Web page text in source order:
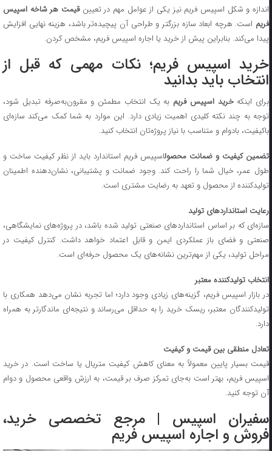
اندازه و شکل اسپیس فریم نیز یکی از عوامل مهم در تعیین قیمت هر شاخه اسپیس
فریماست. هرچه ابعاد سازه بزرگتر و طراحی آن پیچیده‌تر باشد، هزینه نهایی افزایش
پیدا می‌کند. بنابراین پیش از خرید یا اجاره اسپیس فریم، مشخص کردن.
خرید اسپیس فریم؛ نکات مهمی که قبل از
انتخاب باید بدانید
برای اینکه خرید اسپیس فریمبه یک انتخاب مطمئن و مقرون‌به‌صرفه تبدیل شود،
توجه به چند نکته‌ کلیدی اهمیت زیادی دارد. این موارد به شما کمک می‌کند سازه‌ای
باکیفیت، بادوام و متناسب با نیاز پروژه‌تان انتخاب کنید.
تضمین کیفیت و ضمانت محصولاسپیس فریم استاندارد باید از نظر کیفیت ساخت و
طول عمر، خیال شما را راحت کند. وجود ضمانت و پشتیبانی، نشان‌دهنده اطمینان
تولیدکننده از محصول و تعهد به رضایت مشتری است.
رعایت استانداردهای تولید
سازه‌ای که بر اساس استانداردهای صنعتی تولید شده باشد، در پروژه‌های نمایشگاهی،
صنعتی و فضای باز عملکردی ایمن و قابل اعتماد خواهد داشت. کنترل کیفیت در
مراحل تولید، یکی از مهم‌ترین نشانه‌های یک محصول حرفه‌ای است.
انتخاب تولیدکننده معتبر
در بازار اسپیس فریم، گزینه‌های زیادی وجود دارد؛ اما تجربه نشان می‌دهد همکاری با
تولیدکنندگان معتبر، ریسک خرید را به حداقل می‌رساند و نتیجه‌ای ماندگارتر به همراه
دارد.
تعادل منطقی بین قیمت و کیفیت
قیمت بسیار پایین معمولاً به معنای کاهش کیفیت متریال یا ساخت است. در خرید
اسپیس فریم، بهتر است به‌جای تمرکز صرف بر قیمت، به ارزش واقعی محصول و دوام
آن توجه کنید.
سفیران اسپیس | مرجع تخصصی خرید،
فروش و اجاره اسپیس فریم